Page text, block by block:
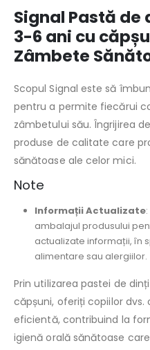
Signal Pastă
3-6 ani cu
Zâmbete
Scopul Signal este să
pentru a permite fiecărui
zâmbetului său. Îngrijirea
produse de calitate care
sănătoase ale celor mici.
Note
Informații Actualizate
ambalajul produsului
actualizate informații, în
alimentare sau alergiilor.
Prin utilizarea pastei de
căpșuni, oferiți copiilor
eficientă, contribuind la
igienă orală sănătoase